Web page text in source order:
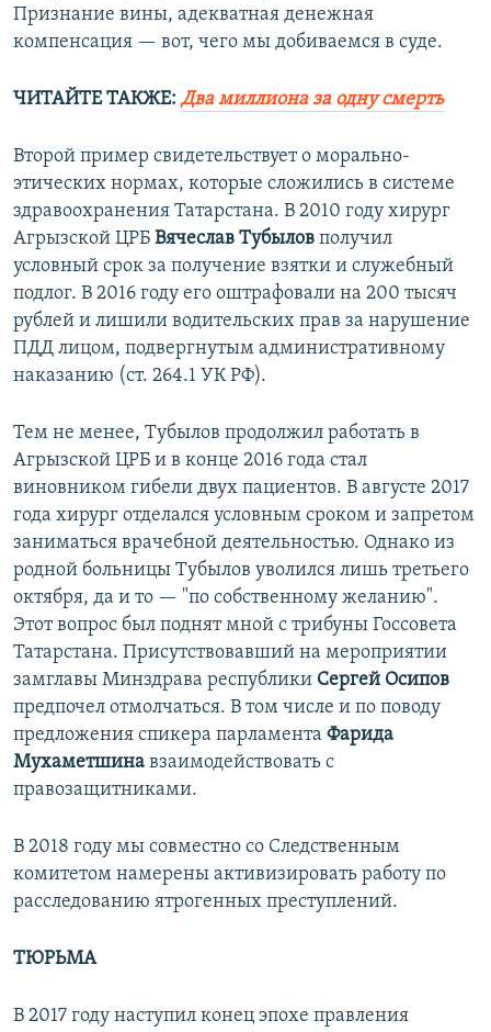
Признание вины, адекватная денежная
компенсация — вот, чего мы добиваемся в суде.
ЧИТАЙТЕ ТАКЖЕ: Два миллиона за одну смерть
Второй пример свидетельствует о морально-
этических нормах, которые сложились в системе
здравоохранения Татарстана. В 2010 году хирург
Агрызской ЦРБ Вячеслав Тубылов получил
условный срок за получение взятки и служебный
подлог. В 2016 году его оштрафовали на 200 тысяч
рублей и лишили водительских прав за нарушение
ПДД лицом, подвергнутым административному
наказанию (ст. 264.1 УК РФ).
Тем не менее, Тубылов продолжил работать в
Агрызской ЦРБ и в конце 2016 года стал
виновником гибели двух пациентов. В августе 2017
года хирург отделался условным сроком и запретом
заниматься врачебной деятельностью. Однако из
родной больницы Тубылов уволился лишь третьего
октября, да и то — "по собственному желанию".
Этот вопрос был поднят мной с трибуны Госсовета
Татарстана. Присутствовавший на мероприятии
замглавы Минздрава республики Сергей Осипов
предпочел отмолчаться. В том числе и по поводу
предложения спикера парламента Фарида
Мухаметшина взаимодействовать с
правозащитниками.
В 2018 году мы совместно со Следственным
комитетом намерены активизировать работу по
расследованию ятрогенных преступлений.
ТЮРЬМА
В 2017 году наступил конец эпохе правления